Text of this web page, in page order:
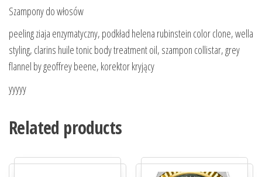
Szampony do włosów
peeling ziaja enzymatyczny, podkład helena rubinstein color clone, wella
styling, clarins huile tonic body treatment oil, szampon collistar, grey
flannel by geoffrey beene, korektor kryjący
yyyyy
Related products